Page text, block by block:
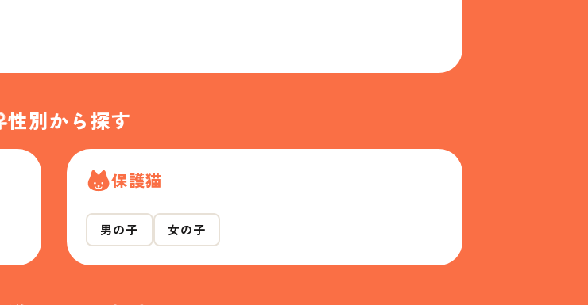
性別から探す
保護猫
男の子 女の子